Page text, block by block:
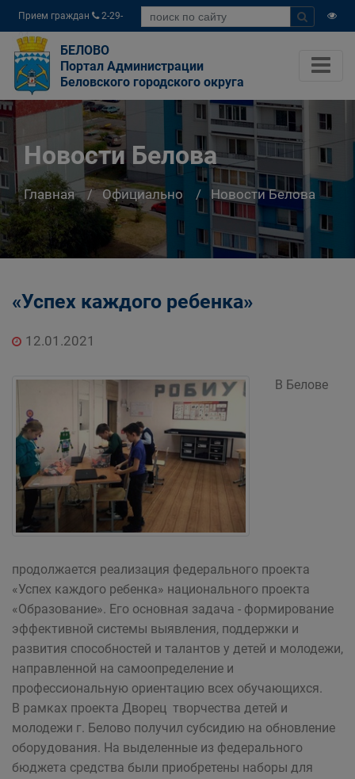
Прием граждан
2-29-
04
БЕЛОВО
Портал Администрации
Беловского городского округа
Новости Белова
Главная Официально Новости Белова
«Успех каждого ребенка»
12.01.2021
В Белове
продолжается реализация федерального проекта
«Успех каждого ребенка» национального проекта
«Образование». Его основная задача - формирование
эффективной системы выявления, поддержки и
развития способностей и талантов у детей и молодежи,
направленной на самоопределение и
профессиональную ориентацию всех обучающихся.
В рамках проекта Дворец творчества детей и
молодежи г. Белово получил субсидию на обновление
оборудования. На выделенные из федерального
бюджета средства были приобретены наборы для